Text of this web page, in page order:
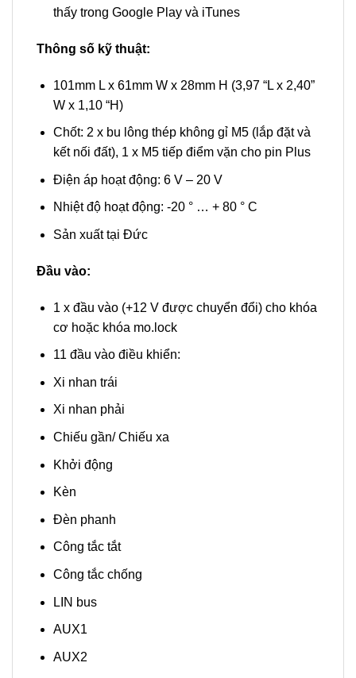
thấy trong Google Play và iTunes
Thông số kỹ thuật:
101mm L x 61mm W x 28mm H (3,97 “L x 2,40”
W x 1,10 “H)
Chốt: 2 x bu lông thép không gỉ M5 (lắp đặt và
kết nối đất), 1 x M5 tiếp điểm vặn cho pin Plus
Điện áp hoạt động: 6 V – 20 V
Nhiệt độ hoạt động: -20 ° … + 80 ° C
Sản xuất tại Đức
Đầu vào:
1 x đầu vào (+12 V được chuyển đổi) cho khóa
cơ hoặc khóa mo.lock
11 đầu vào điều khiển:
Xi nhan trái
Xi nhan phải
Chiếu gần/ Chiếu xa
Khởi động
Kèn
Đèn phanh
Công tắc tắt
Công tắc chống
LIN bus
AUX1
AUX2